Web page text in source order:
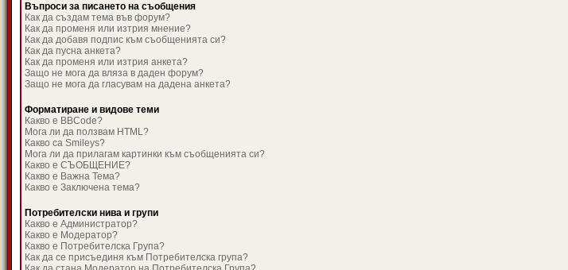
Въпроси за писането на съобщения
Как да създам тема във форум?
Как да променя или изтрия мнение?
Как да добавя подпис към съобщенията си?
Как да пусна анкета?
Как да променя или изтрия анкета?
Защо не мога да вляза в даден форум?
Защо не мога да гласувам на дадена анкета?
Форматиране и видове теми
Какво е BBCode?
Мога ли да ползвам HTML?
Какво са Smileys?
Мога ли да прилагам картинки към съобщенията си?
Какво е СЪОБЩЕНИЕ?
Какво е Важна Тема?
Какво е Заключена тема?
Потребителски нива и групи
Какво е Администратор?
Какво е Модератор?
Какво е Потребителска Група?
Как да се присъединя към Потребителска група?